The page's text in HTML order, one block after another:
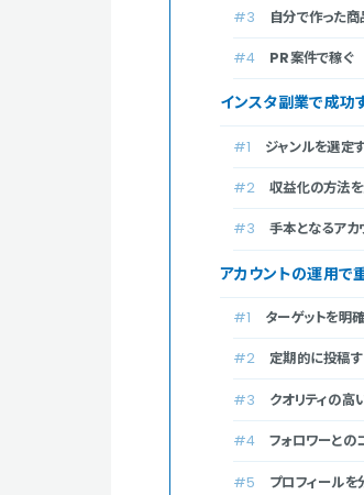
自分で作った
PR案件で稼ぐ
インスタ副業で成功
ジャンルを選定
収益化の方法
手本となるアカ
アカウントの運用で
ターゲットを明
定期的に投稿
クオリティの高
フォロワーとの
プロフィールを